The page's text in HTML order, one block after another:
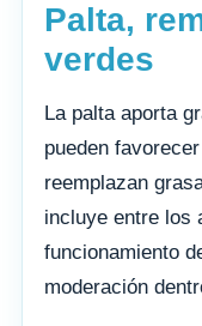
Palta,
verdes
La palta aporta
pueden
reemplazan
incluye entre los
funcionamiento
moderación